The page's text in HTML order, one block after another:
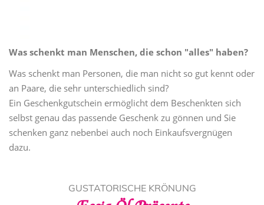
Was schenkt man Menschen, die schon "alles" haben?
Was schenkt man Personen, die man nicht so gut kennt oder
an Paare, die sehr unterschiedlich sind?
Ein Geschenkgutschein ermöglicht dem Beschenkten sich
selbst genau das passende Geschenk zu gönnen und Sie
schenken ganz nebenbei auch noch Einkaufsvergnügen
dazu.
GUSTATORISCHE KRÖNUNG